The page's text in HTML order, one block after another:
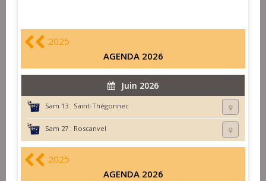
2025
AGENDA 2026
Juin 2026
Sam 13 : Saint-Thégonnec
Sam 27 : Roscanvel
2025
AGENDA 2026